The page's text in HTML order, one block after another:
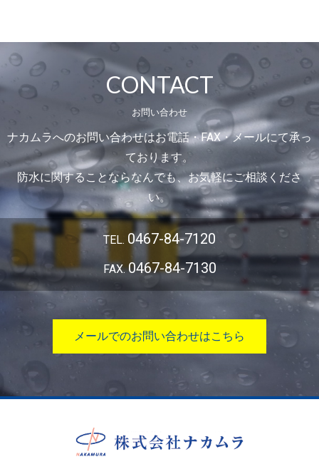
CONTACT
お問い合わせ
ナカムラへのお問い合わせはお電話・FAX・メールにて承っ
ております。
防水に関することならなんでも、お気軽にご相談くださ
い。
TEL. 0467-84-7120
FAX.0467-84-7130
メールでのお問い合わせはこちら